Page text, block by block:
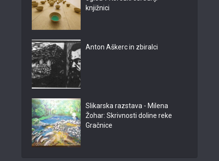
knjižnici
Anton Aškerc in zbiralci
Slikarska razstava - Milena
Žohar: Skrivnosti doline reke
Gračnice